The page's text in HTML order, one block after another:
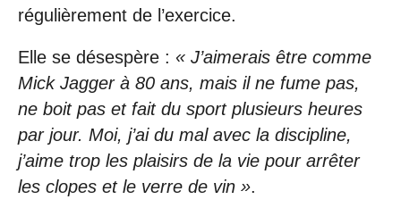
régulièrement de l’exercice.
Elle se désespère : « J’aimerais être comme
Mick Jagger à 80 ans, mais il ne fume pas,
ne boit pas et fait du sport plusieurs heures
par jour. Moi, j’ai du mal avec la discipline,
j’aime trop les plaisirs de la vie pour arrêter
les clopes et le verre de vin ».